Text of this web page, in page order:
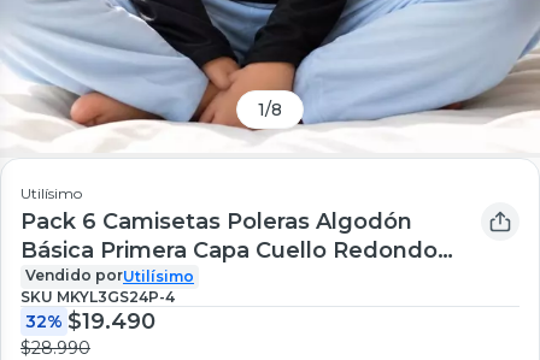
1/8
Utilísimo
Pack 6 Camisetas Poleras Algodón
Básica Primera Capa Cuello Redondo
Manga Larga Colores Surtidos
Vendido porUtilísimo
SKU MKYL3GS24P-4
32% $19.490
$28.990